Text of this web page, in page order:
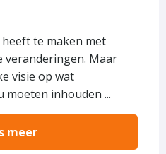
te maken met
veranderingen. Maar
visie op wat
moeten inhouden ...
meer